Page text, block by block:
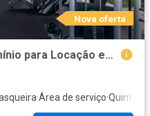
Nova oferta
Casa / Sobrado em Condomínio para Locação em Sorocaba/SP Vila Rica 3 Quartos
·Área de serviço·Quintal